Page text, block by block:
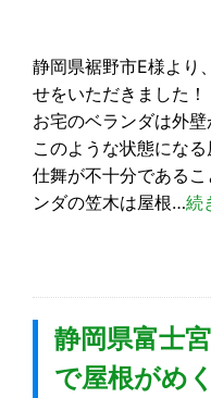
静岡県裾野市E様より
せをいただきました
お宅のベランダは外壁
このような状態にな
仕舞が不十分である
ンダの笠木は屋根…続
静岡県富士
で屋根がめ